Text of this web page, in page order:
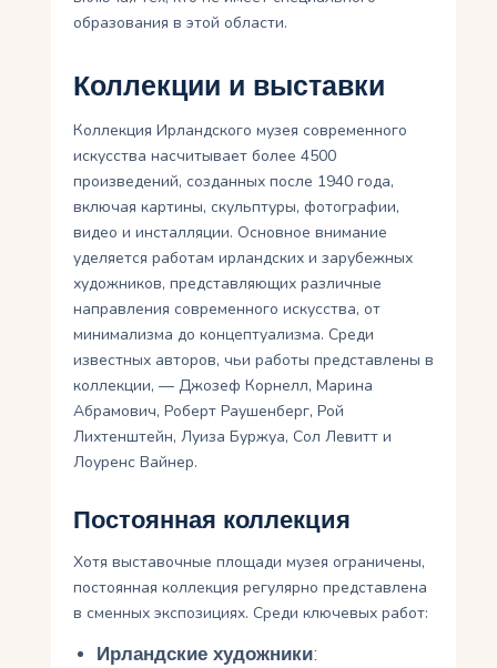
образования в этой области.
Коллекции и выставки
Коллекция Ирландского музея современного
искусства насчитывает более 4500
произведений, созданных после 1940 года,
включая картины, скульптуры, фотографии,
видео и инсталляции. Основное внимание
уделяется работам ирландских и зарубежных
художников, представляющих различные
направления современного искусства, от
минимализма до концептуализма. Среди
известных авторов, чьи работы представлены в
коллекции, — Джозеф Корнелл, Марина
Абрамович, Роберт Раушенберг, Рой
Лихтенштейн, Луиза Буржуа, Сол Левитт и
Лоуренс Вайнер.
Постоянная коллекция
Хотя выставочные площади музея ограничены,
постоянная коллекция регулярно представлена
в сменных экспозициях. Среди ключевых работ:
Ирландские художники: